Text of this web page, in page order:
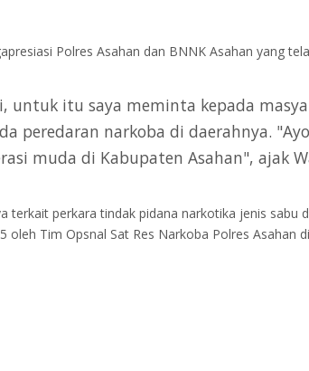
Polres Asahan dan BNNK Asahan yang
untuk itu saya meminta kepada
peredaran narkoba di daerahnya.
muda di Kabupaten Asahan", ajak
terkait perkara tindak pidana narkotika jenis sabu
Tim Opsnal Sat Res Narkoba Polres Asahan